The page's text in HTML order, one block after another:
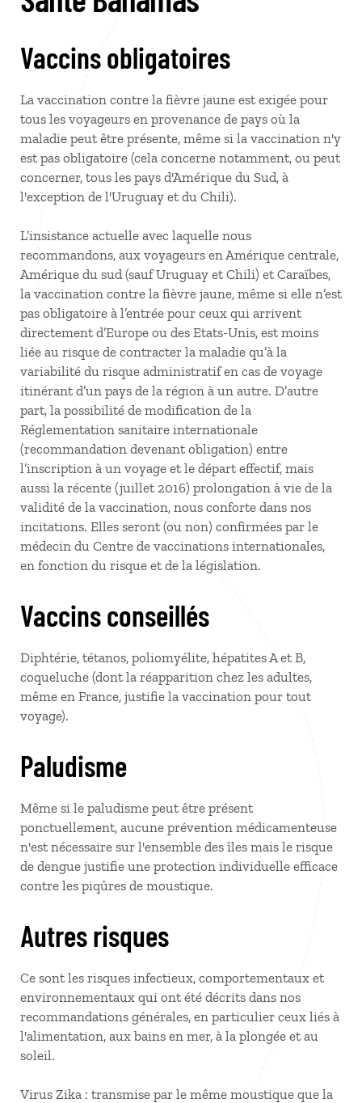
Vaccins obligatoires
La vaccination contre la fièvre jaune est exigée pour
tous les voyageurs en provenance de pays où la
maladie peut être présente, même si la vaccination n'y
est pas obligatoire (cela concerne notamment, ou peut
concerner, tous les pays d'Amérique du Sud, à
l'exception de l'Uruguay et du Chili).
L’insistance actuelle avec laquelle nous
recommandons, aux voyageurs en Amérique centrale,
Amérique du sud (sauf Uruguay et Chili) et Caraïbes,
la vaccination contre la fièvre jaune, même si elle n’est
pas obligatoire à l’entrée pour ceux qui arrivent
directement d’Europe ou des Etats-Unis, est moins
liée au risque de contracter la maladie qu’à la
variabilité du risque administratif en cas de voyage
itinérant d’un pays de la région à un autre. D’autre
part, la possibilité de modification de la
Réglementation sanitaire internationale
(recommandation devenant obligation) entre
l’inscription à un voyage et le départ effectif, mais
aussi la récente (juillet 2016) prolongation à vie de la
validité de la vaccination, nous conforte dans nos
incitations. Elles seront (ou non) confirmées par le
médecin du Centre de vaccinations internationales,
en fonction du risque et de la législation.
Vaccins conseillés
Diphtérie, tétanos, poliomyélite, hépatites A et B,
coqueluche (dont la réapparition chez les adultes,
même en France, justifie la vaccination pour tout
voyage).
Paludisme
Même si le paludisme peut être présent
ponctuellement, aucune prévention médicamenteuse
n'est nécessaire sur l'ensemble des îles mais le risque
de dengue justifie une protection individuelle efficace
contre les piqûres de moustique.
Autres risques
Ce sont les risques infectieux, comportementaux et
environnementaux qui ont été décrits dans nos
recommandations générales, en particulier ceux liés à
l'alimentation, aux bains en mer, à la plongée et au
soleil.
Virus Zika : transmise par le même moustique que la